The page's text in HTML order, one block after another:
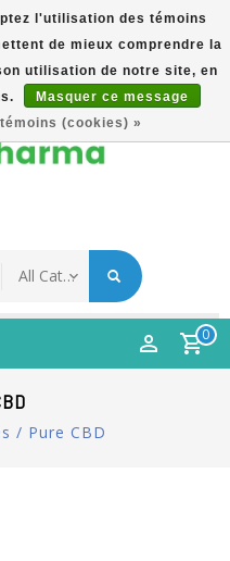
Op Nieuwsbrief | Gratis
| Online Sinds 2007
0
/ Pure CBD
l'utilisation des témoins
de mieux comprendre la
utilisation de notre site, en
Masquer ce message
(cookies) »